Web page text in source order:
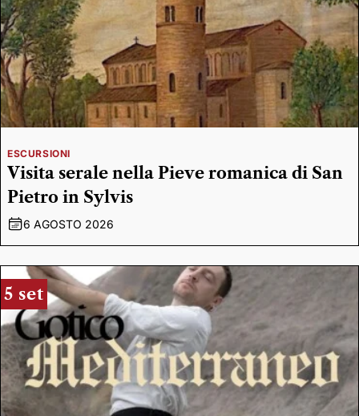
ESCURSIONI
Visita serale nella Pieve romanica di San
Pietro in Sylvis
6 AGOSTO 2026
5 set